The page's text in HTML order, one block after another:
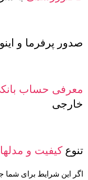
صدور پرفرما و
معرفی حساب
خارجی
تنوعکیفیت و
اگر این شرایط برای شما